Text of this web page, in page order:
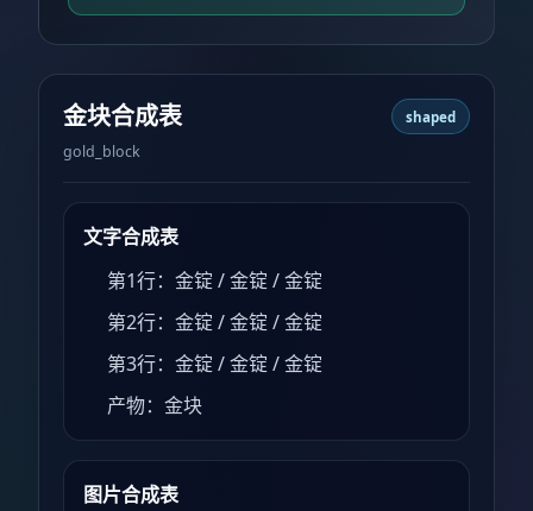
金块合成表
gold_block
shaped
文字合成表
第1行：金锭 / 金锭 / 金锭
第2行：金锭 / 金锭 / 金锭
第3行：金锭 / 金锭 / 金锭
产物：金块
图片合成表